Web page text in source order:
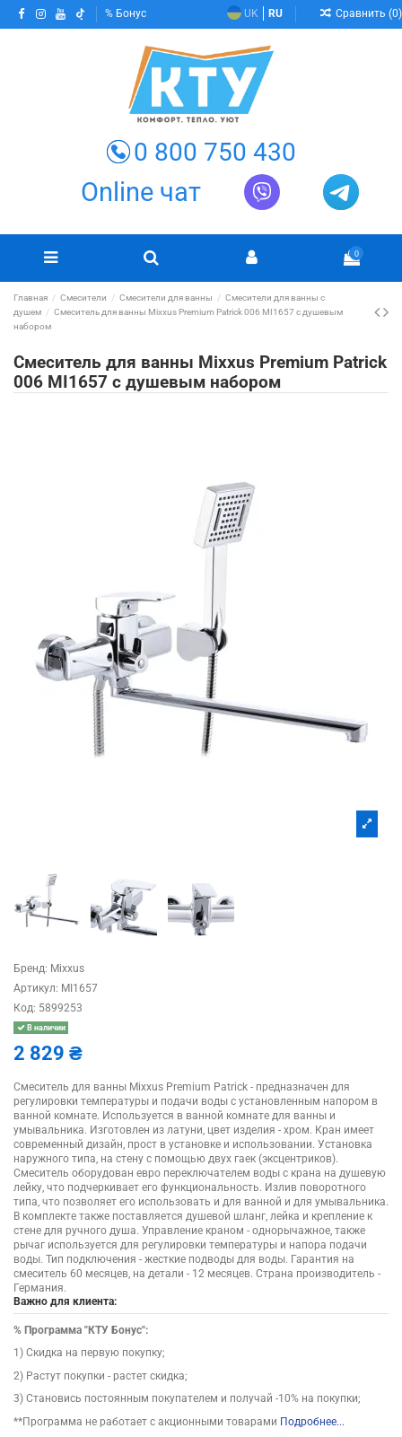
Бонус UK RU Сравнить (0)
0 800 750 430
Online чат
0
Главная Смесители Смесители для ванны
Смесители для ванны с
душем
Смеситель для ванны Mixxus Premium Patrick 006 MI1657 с душевым
набором
Смеситель для ванны Mixxus Premium Patrick
006 MI1657 с душевым набором
Бренд: Mixxus
Артикул: MI1657
Код: 5899253
В наличии
2 829 ₴
Смеситель для ванны Mixxus Premium Patrick - предназначен для
регулировки температуры и подачи воды с установленным напором в
ванной комнате. Используется в ванной комнате для ванны и
умывальника. Изготовлен из латуни, цвет изделия - хром. Кран имеет
современный дизайн, прост в установке и использовании. Установка
наружного типа, на стену с помощью двух гаек (эксцентриков).
Смеситель оборудован евро переключателем воды с крана на душевую
лейку, что подчеркивает его функциональность. Излив поворотного
типа, что позволяет его использовать и для ванной и для умывальника.
В комплекте также поставляется душевой шланг, лейка и крепление к
стене для ручного душа. Управление краном - однорычажное, также
рычаг используется для регулировки температуры и напора подачи
воды. Тип подключения - жесткие подводы для воды. Гарантия на
смеситель 60 месяцев, на детали - 12 месяцев. Страна производитель -
Германия.
Важно для клиента:
% Программа "КТУ Бонус":
1) Скидка на первую покупку;
2) Растут покупки - растет скидка;
3) Становись постоянным покупателем и получай -10% на покупки;
**Программа не работает с акционными товарами Подробнее...